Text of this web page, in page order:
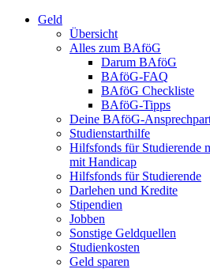
Geld
Übersicht
Alles zum BAföG
Darum BAföG
BAföG-FAQ
BAföG Checkliste
BAföG-Tipps
Deine BAföG-
Studienstarthilfe
Hilfsfonds für Studierende
mit Handicap
Hilfsfonds für Studierende
Darlehen und Kredite
Stipendien
Jobben
Sonstige Geldquellen
Studienkosten
Geld sparen